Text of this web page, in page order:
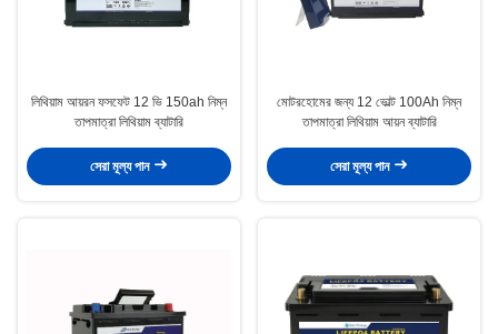
লিথিয়াম আয়রন ফসফেট 12 ভি 150ah নিম্ন
তাপমাত্রা লিথিয়াম ব্যাটারি
সেরা মূল্য পান
মোটরহোমের জন্য 12 ভোল্ট 100Ah নিম্ন
তাপমাত্রা লিথিয়াম আয়ন ব্যাটারি
সেরা মূল্য পান